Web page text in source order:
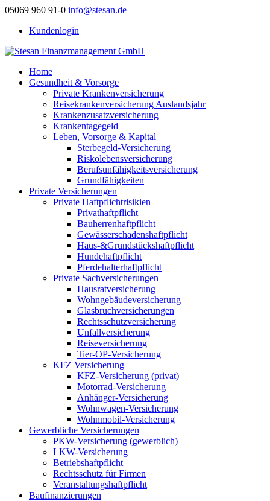
05069 960 91-0 info@stesan.de
Kundenlogin
Home
Gesundheit & Vorsorge
Private Krankenversicherung
Reisekrankenversicherung Auslandsjahr
Krankenzusatzversicherung
Krankentagegeld
Leben, Vorsorge & Kapital
Sterbegeld-Versicherung
Riskolebensversicherung
Berufsunfähigkeitsversicherung
Grundfähigkeiten
Private Versicherungen
Private Haftpflichtrisikien
Privathaftpflicht
Bauherrenhaftpflicht
Gewässerschadenshaftpflicht
Haus-&Grundstückshaftpflicht
Hundehaftpflicht
Pferdehalterhaftpflicht
Private Sachversicherungen
Hausratversicherung
Wohngebäudeversicherung
Glasbruchversicherungen
Rechtsschutzversicherung
Unfallversicherung
Reiseversicherung
Tier-OP-Versicherung
KFZ Versicherung
KFZ-Versicherung (privat)
Motorrad-Versicherung
Anhänger-Versicherung
Wohnwagen-Versicherung
Wohnmobil-Versicherung
Gewerbliche Versicherungen
PKW-Versicherung (gewerblich)
LKW-Versicherung
Betriebshaftpflicht
Rechtsschutz für Firmen
Veranstaltungshaftpflicht
Baufinanzierungen